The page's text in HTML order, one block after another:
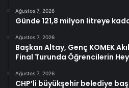
Ağustos 7, 2026
Günde 121,8 milyon litreye
Ağustos 7, 2026
Başkan Altay, Genç KOMEK
Final Turunda Öğrencilerin
Ağustos 7, 2026
CHP’li büyükşehir belediye